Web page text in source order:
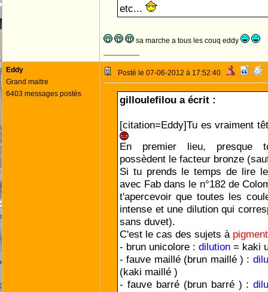
etc...
sa marche a tous les couq eddy
--------------------
Eddy
Grand maitre
6403 messages postés
Posté le 07-06-2012 à 17:52:40
gilloulefilou a écrit :
[citation=Eddy]Tu es vraiment
En premier lieu, presque
possèdent le facteur bronze
Si tu prends le temps de lire
avec Fab dans le n°182 de
t'apercevoir que toutes les
intense et une dilution qui
sans duvet).
C'est le cas des sujets à
- brun unicolore : dilution = kaki
- fauve maillé (brun maillé ) :
(kaki maillé )
- fauve barré (brun barré ) :